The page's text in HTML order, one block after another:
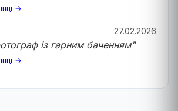
→
27.02.2026
із гарним баченням"
→